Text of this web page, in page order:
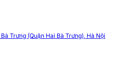
Trưng (Quận Hai Bà Trưng), Hà Nội